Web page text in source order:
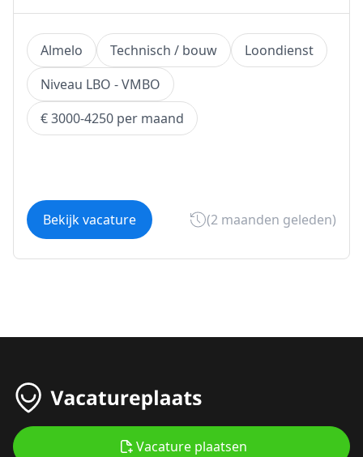
Almelo Technisch / bouw
Loondienst
Niveau LBO - VMBO
€ 3000-4250 per maand
Bekijk vacature (2 maanden geleden)
Vacature plaatsen